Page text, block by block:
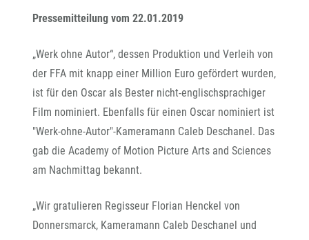
Pressemitteilung vom 22.01.2019
„Werk ohne Autor“, dessen Produktion und Verleih von
der FFA mit knapp einer Million Euro gefördert wurden,
ist für den Oscar als Bester nicht-englischsprachiger
Film nominiert. Ebenfalls für einen Oscar nominiert ist
"Werk-ohne-Autor"-Kameramann Caleb Deschanel. Das
gab die Academy of Motion Picture Arts and Sciences
am Nachmittag bekannt.
„Wir gratulieren Regisseur Florian Henckel von
Donnersmarck, Kameramann Caleb Deschanel und